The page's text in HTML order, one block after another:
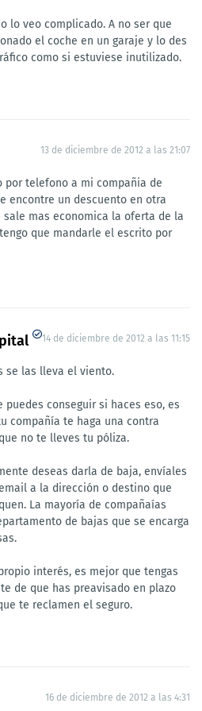
lo veo complicado. A no ser que
el coche en un garaje y lo des
como si estuviese inutilizado.
13 de diciembre de 2012 a las 21:07
por telefono a mi compañia de
encontre un descuento en otra
sale mas economica la oferta de la
que mandarle el escrito por
14 de diciembre de 2012 a las 11:15
se las lleva el viento.
puedes conseguir si haces eso, es
compañía te haga una contra
no te lleves tu póliza.
deseas darla de baja, envíales
a la dirección o destino que
La mayoría de compañaías
de bajas que se encarga
interés, es mejor que tengas
de que has preavisado en plazo
te reclamen el seguro.
16 de diciembre de 2012 a las 4:31